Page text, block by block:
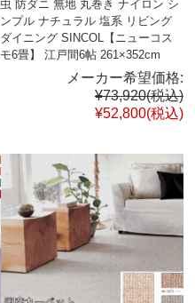
虫 防ダニ 無地 丸巻き ナイロン シ
ンプル ナチュラル 塩系 リビング
ダイニング SINCOL【ニューコス
モ6畳】 江戸間6帖 261×352cm
メーカー希望価格:
¥73,920(税込)
¥52,800(税込)